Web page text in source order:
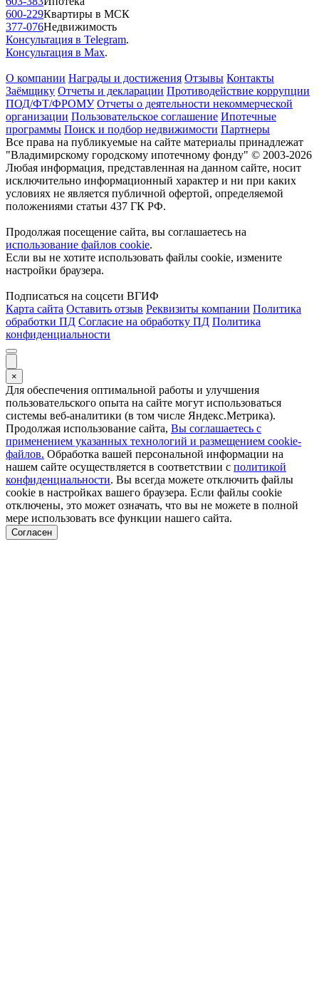
600-229Квартиры в МСК
377-076Недвижимость
Консультация в Telegram.
Консультация в Max.
О компании Награды и достижения Отзывы Контакты
Заёмщику Отчеты и декларации Противодействие коррупции
ПОД/ФТ/ФРОМУ Отчеты о деятельности некоммерческой
организации Пользовательское соглашение Ипотечные
программы Поиск и подбор недвижимости Партнеры
Все права на публикуемые на сайте материалы принадлежат
"Владимирскому городскому ипотечному фонду" © 2003-2026
Любая информация, представленная на данном сайте, носит
исключительно информационный характер и ни при каких
условиях не является публичной офертой, определяемой
положениями статьи 437 ГК РФ.
Продолжая посещение сайта, вы соглашаетесь на
использование файлов cookie.
Если вы не хотите использовать файлы cookie, измените
настройки браузера.
Подписаться на соцсети ВГИФ
Карта сайта Оставить отзыв Реквизиты компании Политика
обработки ПД Согласие на обработку ПД Политика
конфиденциальности
×
Для обеспечения оптимальной работы и улучшения
пользовательского опыта на сайте могут использоваться
системы веб-аналитики (в том числе Яндекс.Метрика).
Продолжая использование сайта, Вы соглашаетесь с
применением указанных технологий и размещением cookie-
файлов. Обработка вашей персональной информации на
нашем сайте осуществляется в соответствии с политикой
конфиденциальности. Вы всегда можете отключить файлы
cookie в настройках вашего браузера. Если файлы cookie
отключены, это может означать, что вы не можете в полной
мере использовать все функции нашего сайта.
Согласен